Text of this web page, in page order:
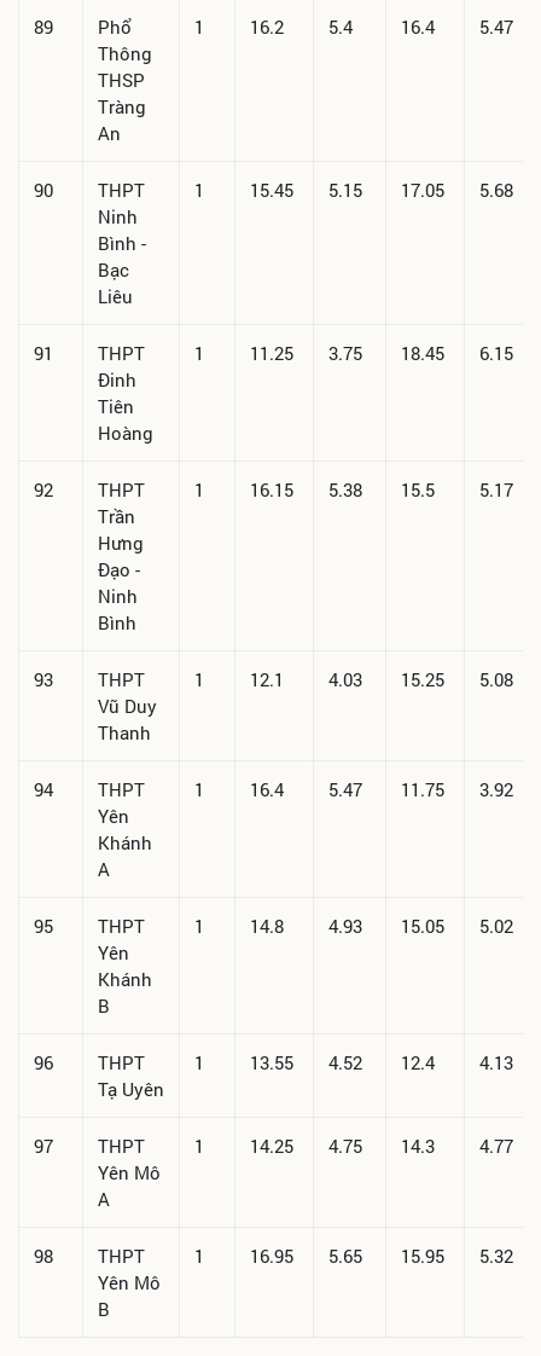
89
Phổ
Thông
THSP
Tràng
An
1 16.2 5.4 16.4 5.47
90
THPT
Ninh
Bình -
Bạc
Liêu
1 15.45 5.15 17.05 5.68
91
THPT
Đinh
Tiên
Hoàng
1 11.25 3.75 18.45 6.15
92
THPT
Trần
Hưng
Đạo -
Ninh
Bình
1 16.15 5.38 15.5 5.17
93
THPT
Vũ Duy
Thanh
1 12.1 4.03 15.25 5.08
94
THPT
Yên
Khánh
A
1 16.4 5.47 11.75 3.92
95
THPT
Yên
Khánh
B
1 14.8 4.93 15.05 5.02
96
THPT
Tạ Uyên
1 13.55 4.52 12.4 4.13
97
THPT
Yên Mô
A
1 14.25 4.75 14.3 4.77
98
THPT
Yên Mô
B
1 16.95 5.65 15.95 5.32